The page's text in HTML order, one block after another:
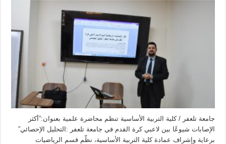
جامعة تلعفر / كلية التربية الأساسية تنظم محاضرة علمية بعنوان:”أكثر
الإصابات شيوعًا بين لاعبي كرة القدم في جامعة تلعفر :التحليل الإحصائي”
برعاية وإشراف عمادة كلية التربية الأساسية، نظّم قسم الرياضيات